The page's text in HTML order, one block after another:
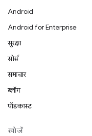
Android
Android for Enterprise
सुरक्षा
सोर्स
समाचार
ब्लॉग
पॉडकास्ट
खोजें